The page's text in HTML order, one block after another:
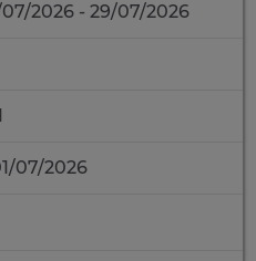
2026 - 29/07/2026
07/2026